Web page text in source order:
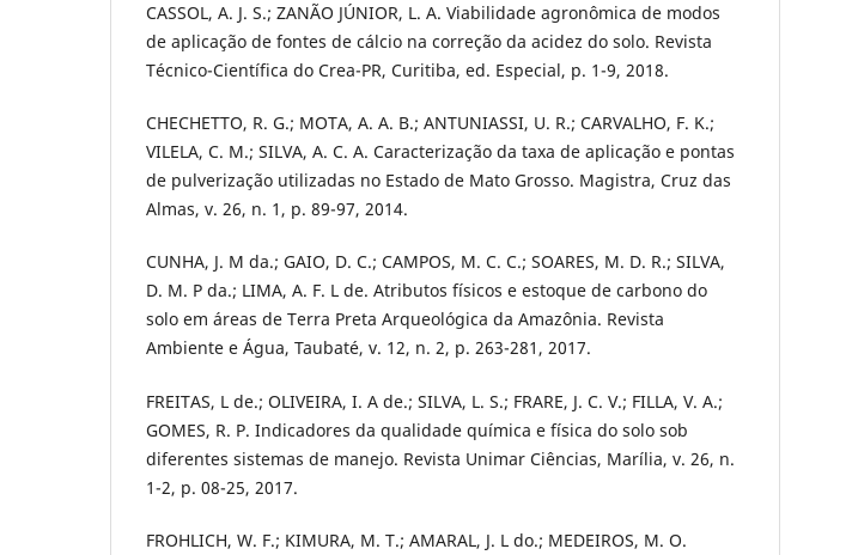
CASSOL, A. J. S.; ZANÃO JÚNIOR, L. A. Viabilidade agronômica de modos
de aplicação de fontes de cálcio na correção da acidez do solo. Revista
Técnico-Científica do Crea-PR, Curitiba, ed. Especial, p. 1-9, 2018.
CHECHETTO, R. G.; MOTA, A. A. B.; ANTUNIASSI, U. R.; CARVALHO, F. K.;
VILELA, C. M.; SILVA, A. C. A. Caracterização da taxa de aplicação e pontas
de pulverização utilizadas no Estado de Mato Grosso. Magistra, Cruz das
Almas, v. 26, n. 1, p. 89-97, 2014.
CUNHA, J. M da.; GAIO, D. C.; CAMPOS, M. C. C.; SOARES, M. D. R.; SILVA,
D. M. P da.; LIMA, A. F. L de. Atributos físicos e estoque de carbono do
solo em áreas de Terra Preta Arqueológica da Amazônia. Revista
Ambiente e Água, Taubaté, v. 12, n. 2, p. 263-281, 2017.
FREITAS, L de.; OLIVEIRA, I. A de.; SILVA, L. S.; FRARE, J. C. V.; FILLA, V. A.;
GOMES, R. P. Indicadores da qualidade química e física do solo sob
diferentes sistemas de manejo. Revista Unimar Ciências, Marília, v. 26, n.
1-2, p. 08-25, 2017.
FROHLICH, W. F.; KIMURA, M. T.; AMARAL, J. L do.; MEDEIROS, M. O.